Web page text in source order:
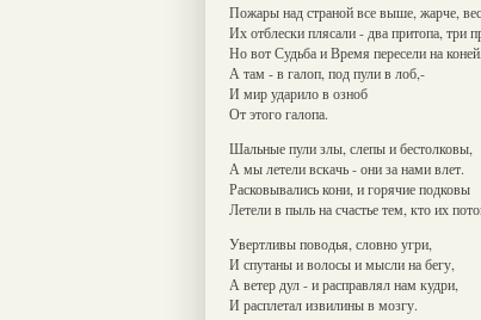
Пожары над страной все выше, жарче,
Их отблески плясали - два притопа, три
Но вот Судьба и Время пересели на коней,
А там - в галоп, под пули в лоб,-
И мир ударило в озноб
От этого галопа.
Шальные пули злы, слепы и бестолковы,
А мы летели вскачь - они за нами влет.
Расковывались кони, и горячие подковы
Летели в пыль на счастье тем, кто их
Увертливы поводья, словно угри,
И спутаны и волосы и мысли на бегу,
А ветер дул - и расправлял нам кудри,
И расплетал извилины в мозгу.